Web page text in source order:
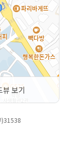
뷰 보기
)31538